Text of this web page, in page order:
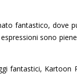
fantastico, dove
sono
fantastici, Kartoon